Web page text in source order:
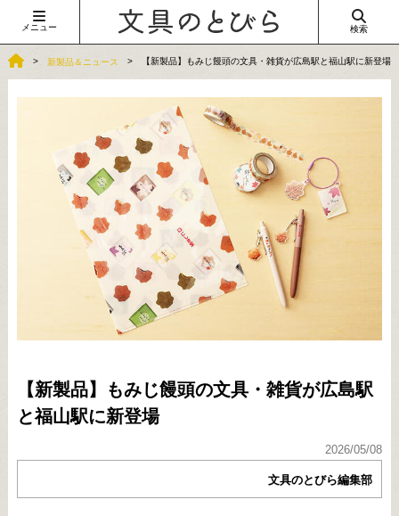
メニュー 検索
新製品＆ニュース 【新製品】もみじ饅頭の文具・雑貨が広島駅と福山駅に新登場
【新製品】もみじ饅頭の文具・雑貨が広島駅
と福山駅に新登場
2026/05/08
文具のとびら編集部